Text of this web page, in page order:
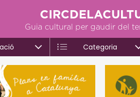
Guia cultural per gaudir del
Categoria